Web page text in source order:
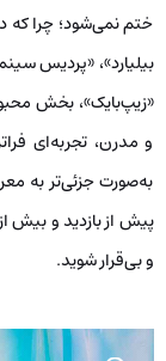
ختم نمی‌شود؛ چرا که
بیلیارد»، «پردیس
«زیپ‌بایک»، بخش
و مدرن، تجربه‌ای
به‌صورت جزئی‌تر به
پیش از بازدید و بیش
و بی‌قرار شوید.